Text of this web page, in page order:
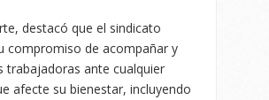
destacó que el sindicato
compromiso de acompañar y
trabajadoras ante cualquier
afecte su bienestar, incluyendo